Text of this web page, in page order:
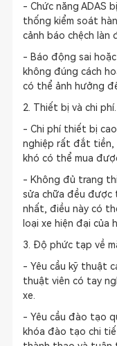
- Chức năng ADAS
thống kiểm soát
cảnh báo chệch làn
- Báo động sai
không đúng cách
có thể ảnh hưởng
2. Thiết bị và chi phí.
- Chi phí thiết bị
nghiệp rất đắt tiền,
khó có thể mua
- Không đủ trang
sửa chữa đều được
nhất, điều này có
loại xe hiện đại của
3. Độ phức tạp về
- Yêu cầu kỹ thuật
thuật viên có tay
xe.
- Yêu cầu đào tạo
khóa đào tạo chi